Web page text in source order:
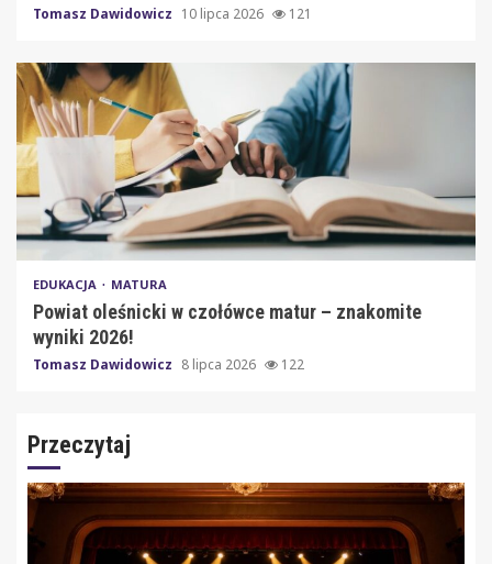
Tomasz Dawidowicz 10 lipca 2026 121
EDUKACJA MATURA
Powiat oleśnicki w czołówce matur – znakomite
wyniki 2026!
Tomasz Dawidowicz 8 lipca 2026 122
Przeczytaj